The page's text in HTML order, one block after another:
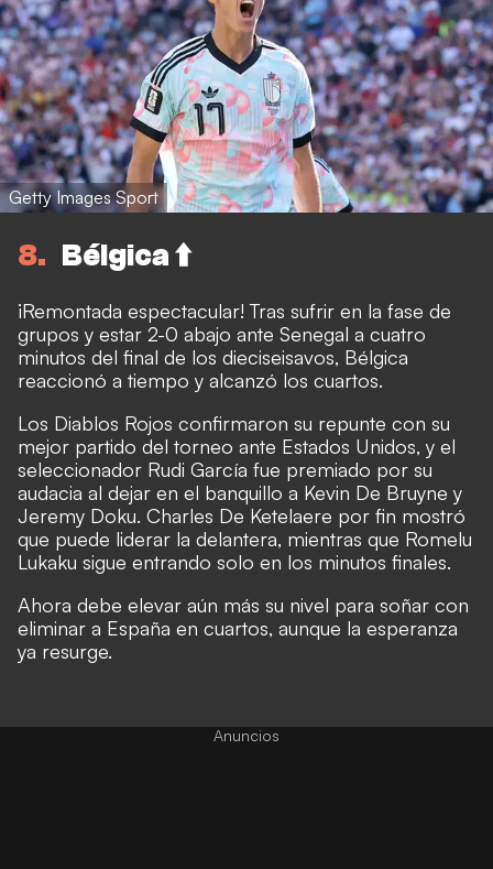
Getty Images Sport
8 Bélgica ⬆️
¡Remontada espectacular! Tras sufrir en la fase de
grupos y estar 2-0 abajo ante Senegal a cuatro
minutos del final de los dieciseisavos, Bélgica
reaccionó a tiempo y alcanzó los cuartos.
Los Diablos Rojos confirmaron su repunte con su
mejor partido del torneo ante Estados Unidos, y el
seleccionador Rudi García fue premiado por su
audacia al dejar en el banquillo a Kevin De Bruyne y
Jeremy Doku. Charles De Ketelaere por fin mostró
que puede liderar la delantera, mientras que Romelu
Lukaku sigue entrando solo en los minutos finales.
Ahora debe elevar aún más su nivel para soñar con
eliminar a España en cuartos, aunque la esperanza
ya resurge.
Anuncios